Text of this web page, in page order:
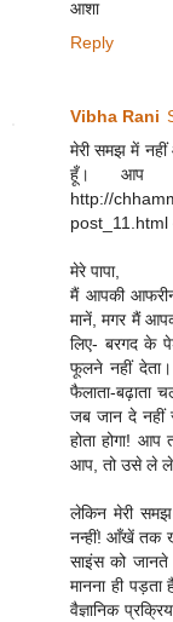
आशा
Reply
Vibha Rani
मेरी समझ में
हूँ। आप
http://
post_11.html
मेरे पापा,
मैं आपकी
मानें, मगर मैं
लिए- बरगद के
फूलने नहीं
फैलाता-बढ़ाता
जब जान दे नहीं
होता होगा! आप
आप, तो उसे ले
लेकिन मेरी समझ
नन्हीं! आँखें तक
साइंस को जानते
मानना ही
वैज्ञानिक